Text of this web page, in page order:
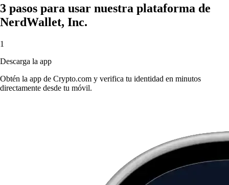
3 pasos para usar nuestra plataforma de
NerdWallet, Inc.
1
Descarga la app
Obtén la app de Crypto.com y verifica tu identidad en minutos
directamente desde tu móvil.